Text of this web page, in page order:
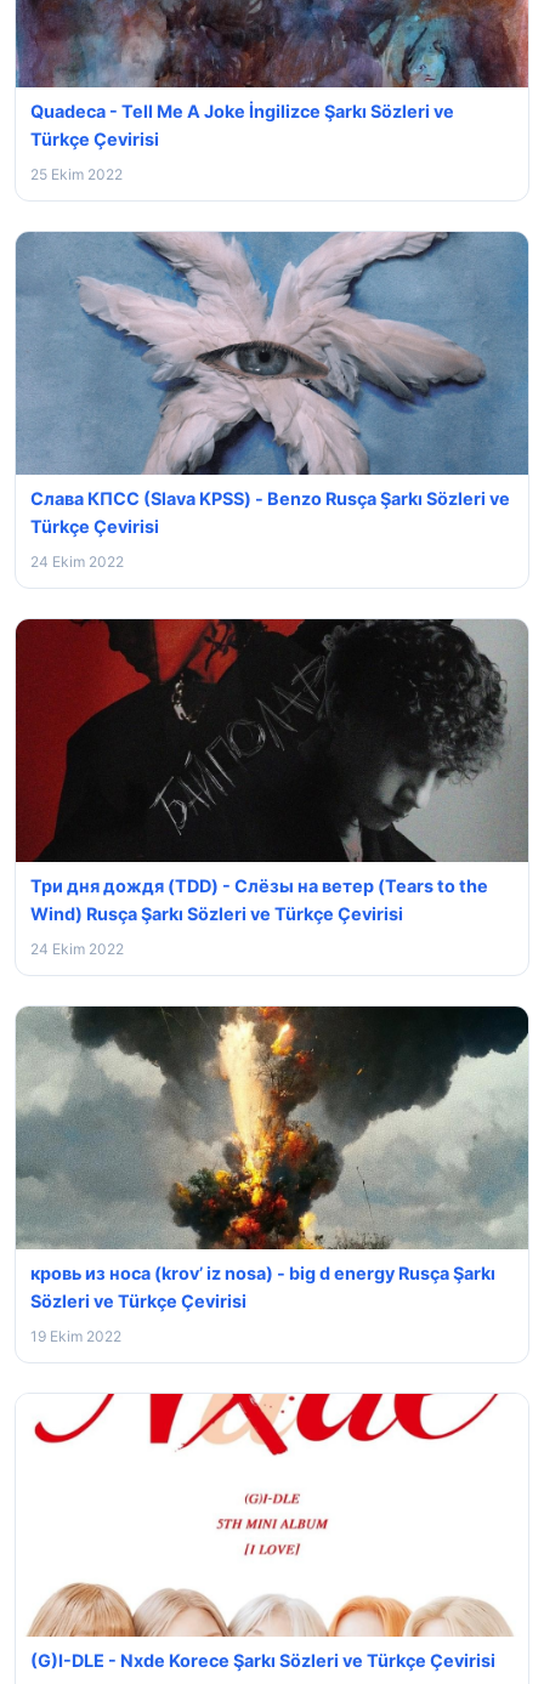
Quadeca - Tell Me A Joke İngilizce Şarkı Sözleri ve
Türkçe Çevirisi
25 Ekim 2022
Слава КПСС (Slava KPSS) - Benzo Rusça Şarkı Sözleri ve
Türkçe Çevirisi
24 Ekim 2022
Три дня дождя (TDD) - Слёзы на ветер (Tears to the
Wind) Rusça Şarkı Sözleri ve Türkçe Çevirisi
24 Ekim 2022
кровь из носа (krov’ iz nosa) - ⁣big d energy Rusça Şarkı
Sözleri ve Türkçe Çevirisi
19 Ekim 2022
(G)I-DLE - Nxde Korece Şarkı Sözleri ve Türkçe Çevirisi